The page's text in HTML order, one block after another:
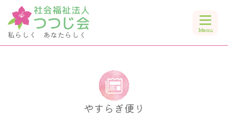
私らしく あなたらしく
やすらぎ便
やすらぎ便り